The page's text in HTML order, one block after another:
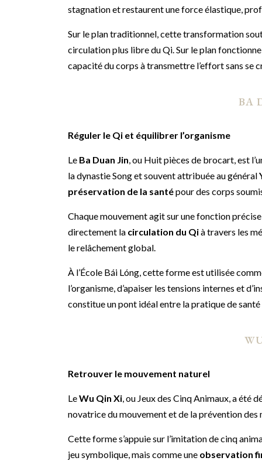
stagnation et restaurent une force élastique,
Sur le plan traditionnel, cette transformation
circulation plus libre du Qi. Sur le plan
capacité du corps à transmettre l’effort sans se
BA
Réguler le Qi et équilibrer l’organisme
Le Ba Duan Jin, ou Huit pièces de brocart, est
la dynastie Song et souvent attribuée au général
préservation de la santépour des corps
Chaque mouvement agit sur une fonction
directement la circulation du Qià travers les
le relâchement global.
À l’École Bái Lóng, cette forme est utilisée
l’organisme, d’apaiser les tensions internes et
constitue un pont idéal entre la pratique de
Retrouver le mouvement naturel
LeWu Qin Xi, ou Jeux des Cinq Animaux, a été
novatrice du mouvement et de la prévention des
Cette forme s’appuie sur l’imitation de cinq
jeu symbolique, mais comme une observation